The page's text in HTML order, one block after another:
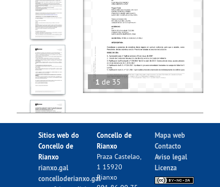
1 de 35
Sitios web do
Concello de
Rianxo
rianxo.gal
concelloderianxo.gal
Concello de
Rianxo
Praza Castelao,
1 15920
Rianxo
Mapa web
Contacto
Aviso legal
Licenza